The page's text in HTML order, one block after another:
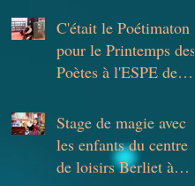
C'était le Poétimaton
pour le Printemps des
Poètes à l'ESPE de
Stage de magie avec
les enfants du centre
de loisirs Berliet à